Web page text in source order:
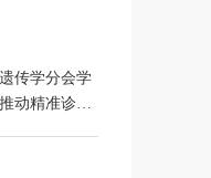
传学分会学
动精准诊疗